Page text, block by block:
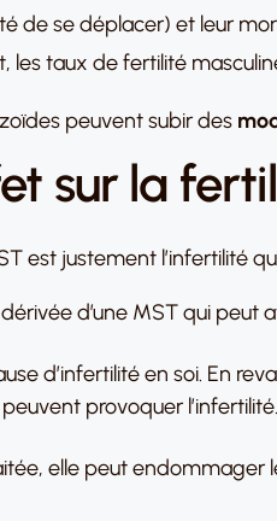
de se déplacer) et leur
taux de fertilité
peuvent subir des
sur la
est justement l’infertilité
dérivée d’une MST qui
d’infertilité en soi. En
provoquer l’infertilité.
elle peut